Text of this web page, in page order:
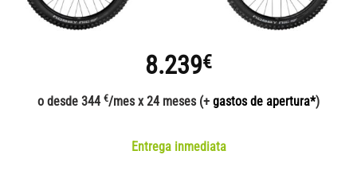
8.239€
o desde 344 €/mes x 24 meses (+ gastos de apertura*)
Entrega inmediata